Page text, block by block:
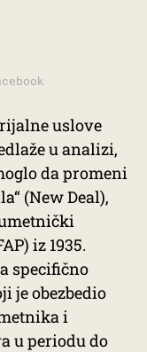
uslove
u analizi,
da promeni
(New Deal),
iz 1935.
specifično
je obezbedio
i
u periodu do